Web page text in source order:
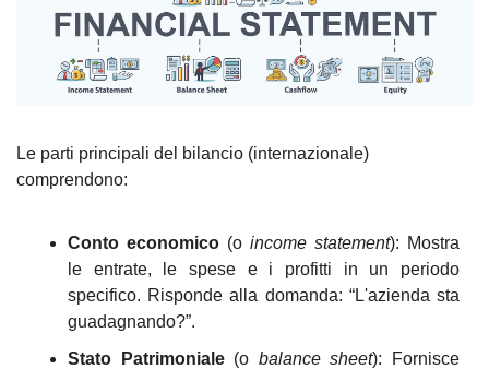
Le parti principali del bilancio (internazionale)
comprendono:
Conto economico (o income statement): Mostra
le entrate, le spese e i profitti in un periodo
specifico. Risponde alla domanda: “L'azienda sta
guadagnando?”.
Stato Patrimoniale (o balance sheet): Fornisce